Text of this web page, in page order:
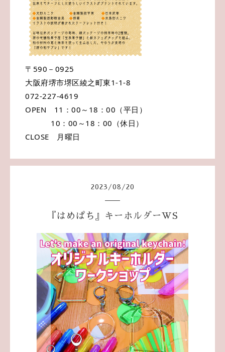
〒590－0925
大阪府堺市堺区綾之町東1-1-8
072-227-4619
OPEN 11：00～18：00（平日）
10：00～18：00（休日）
CLOSE 月曜日
2023 /08 /20
『はめぱち』キーホルダーWS